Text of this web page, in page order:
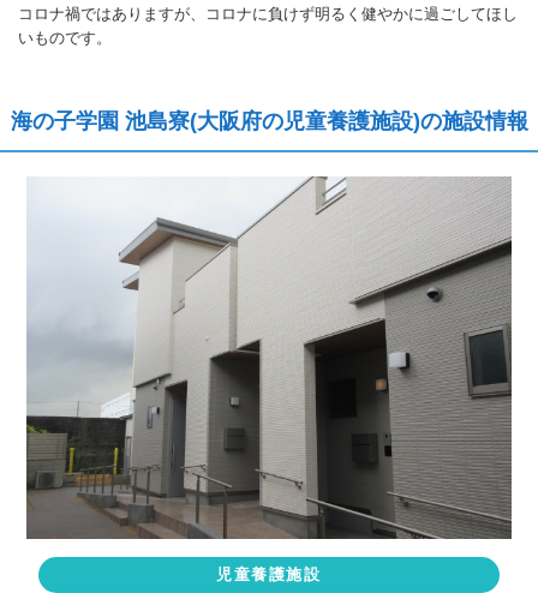
コロナ禍ではありますが、コロナに負けず明るく健やかに過ごしてほし
いものです。
海の子学園 池島寮(大阪府の児童養護施設)の施設情報
児童養護施設